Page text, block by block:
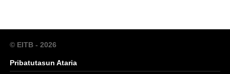
© EITB - 2026
Pribatutasun Ataria